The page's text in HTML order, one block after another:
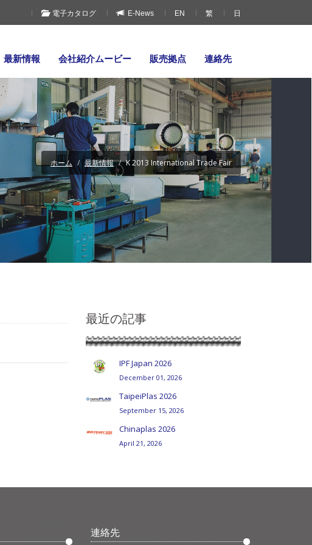
電子カタログ E-News EN 繁 日
最新情報 会社紹介ムービー 販売拠点 連絡先
ホーム 最新情報 K 2013 International Trade Fair
最近の記事
IPF Japan 2026
December 01, 2026
TaipeiPlas 2026
September 15, 2026
Chinaplas 2026
April 21, 2026
連絡先